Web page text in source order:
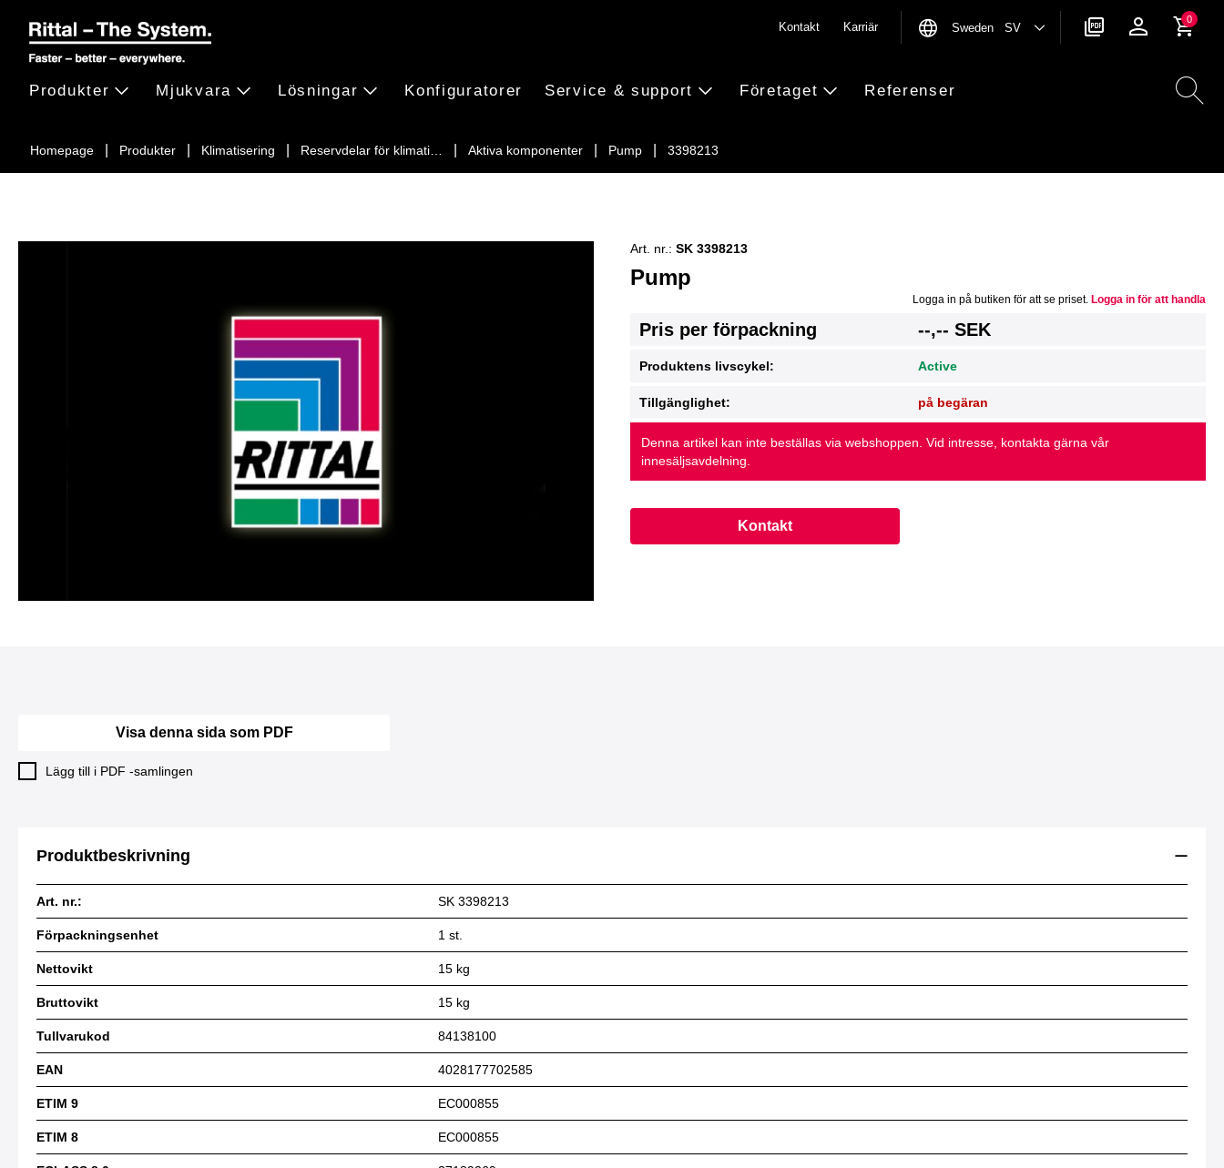
Homepage Produkter Klimatisering Reservdelar för klimati… Aktiva komponenter Pump 3398213
Produkter Mjukvara Lösningar Konfiguratorer Service & support Företaget Referenser
Kontakt Karriär Sweden SV
0
Pump
Art. nr.: SK 3398213
Logga in på butiken för att se priset. Logga in för att handla
Pris per förpackning --,-- SEK
Produktens livscykel: Active
Tillgänglighet: på begäran
Denna artikel kan inte beställas via webshoppen. Vid intresse, kontakta gärna vår
innesäljsavdelning.
Kontakt
Visa denna sida som PDF
Lägg till i PDF -samlingen
Produktbeskrivning
Art. nr.: SK 3398213
Förpackningsenhet 1 st.
Nettovikt 15 kg
Bruttovikt 15 kg
Tullvarukod 84138100
EAN 4028177702585
ETIM 9 EC000855
ETIM 8 EC000855